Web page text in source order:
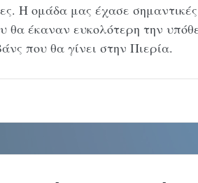
Η ομάδα μας έχασε σημαντικές
θα έκαναν ευκολότερη την
που θα γίνει στην Πιερία.